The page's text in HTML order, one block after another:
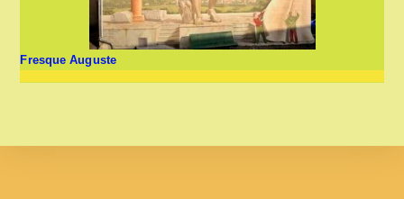
Fresque Auguste